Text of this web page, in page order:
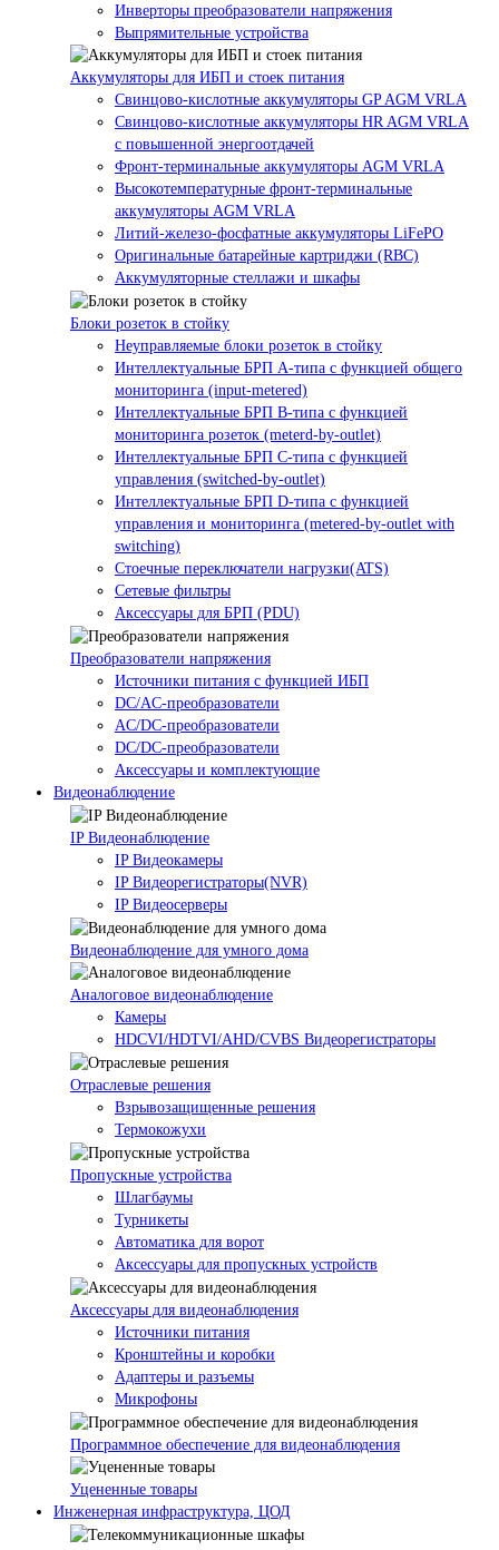
Инверторы преобразователи напряжения
Выпрямительные устройства
Аккумуляторы для ИБП и стоек питания
Свинцово-кислотные аккумуляторы GP AGM VRLA
Свинцово-кислотные аккумуляторы HR AGM VRLA
с повышенной энергоотдачей
Фронт-терминальные аккумуляторы AGM VRLA
Высокотемпературные фронт-терминальные
аккумуляторы AGM VRLA
Литий-железо-фосфатные аккумуляторы LiFePO
Оригинальные батарейные картриджи (RBC)
Аккумуляторные стеллажи и шкафы
Блоки розеток в стойку
Неуправляемые блоки розеток в стойку
Интеллектуальные БРП А-типа с функцией общего
мониторинга (input-metered)
Интеллектуальные БРП B-типа с функцией
мониторинга розеток (meterd-by-outlet)
Интеллектуальные БРП C-типа с функцией
управления (switched-by-outlet)
Интеллектуальные БРП D-типа с функцией
управления и мониторинга (metered-by-outlet with
switching)
Стоечные переключатели нагрузки(ATS)
Сетевые фильтры
Аксессуары для БРП (PDU)
Преобразователи напряжения
Источники питания c функцией ИБП
DC/AC-преобразователи
AC/DC-преобразователи
DC/DC-преобразователи
Аксессуары и комплектующие
Видеонаблюдение
IP Видеонаблюдение
IP Видеокамеры
IP Видеорегистраторы(NVR)
IP Видеосерверы
Видеонаблюдение для умного дома
Аналоговое видеонаблюдение
Камеры
HDCVI/HDTVI/AHD/CVBS Видеорегистраторы
Отраслевые решения
Взрывозащищенные решения
Термокожухи
Пропускные устройства
Шлагбаумы
Турникеты
Автоматика для ворот
Аксессуары для пропускных устройств
Аксессуары для видеонаблюдения
Источники питания
Кронштейны и коробки
Адаптеры и разъемы
Микрофоны
Программное обеспечение для видеонаблюдения
Уцененные товары
Инженерная инфраструктура, ЦОД